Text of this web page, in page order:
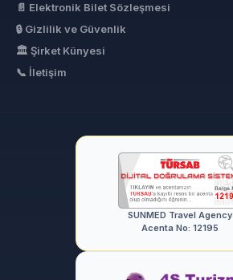
📄 Elektronik Bilet Sözleşmesi
🔒 Gizlilik ve Güvenlik
🏛 Şirket Künyesi
📞 İletişim
SUNMED Travel Agency
Acenta No: 12195